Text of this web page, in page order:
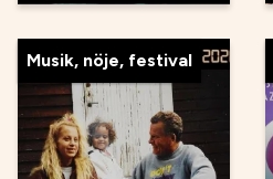
Musik, nöje, festival